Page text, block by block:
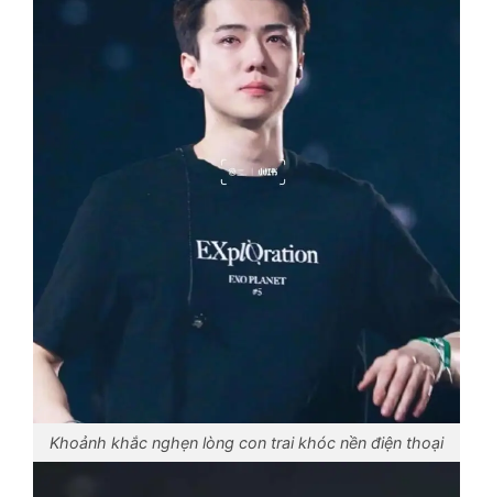
Khoảnh khắc nghẹn lòng con trai khóc nền điện thoại